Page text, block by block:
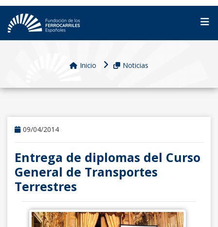
Inicio Noticias
09/04/2014
Entrega de diplomas del Curso
General de Transportes
Terrestres